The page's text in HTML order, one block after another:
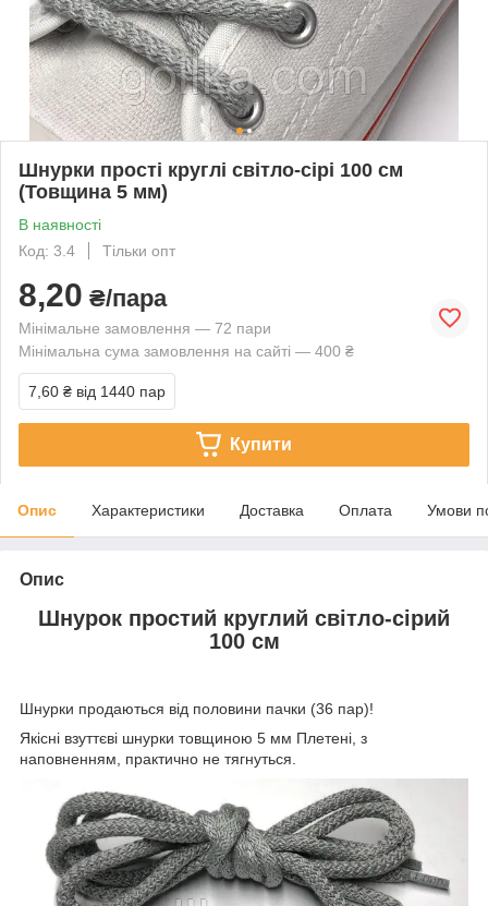
Шнурки прості круглі світло-сірі 100 см
(Товщина 5 мм)
В наявності
Код: 3.4
Тільки опт
8,20 ₴/пара
Мінімальне замовлення — 72 пари
Мінімальна сума замовлення на сайті — 400 ₴
7,60 ₴ від 1440 пар
Купити
Опис Характеристики Доставка Оплата Умови
Опис
Шнурок простий круглий світло-сірий
100 см
Шнурки продаються від половини пачки (36 пар)!
Якісні взуттєві шнурки товщиною 5 мм Плетені, з
наповненням, практично не тягнуться.